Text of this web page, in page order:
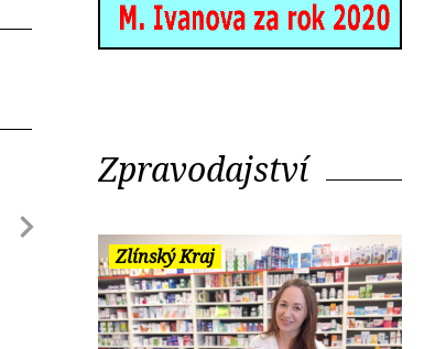
Zpravodajství
Zlínský Kraj